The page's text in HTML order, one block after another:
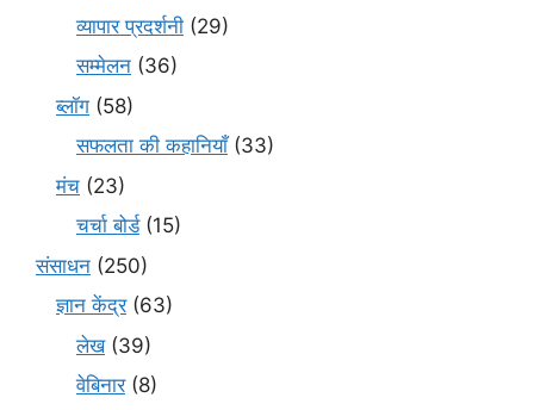
व्यापार प्रदर्शनी (29)
सम्मेलन (36)
ब्लॉग (58)
सफलता की कहानियाँ(33)
मंच (23)
चर्चा बोर्ड(15)
संसाधन (250)
ज्ञान केंद्र(63)
लेख(39)
वेबिनार(8)